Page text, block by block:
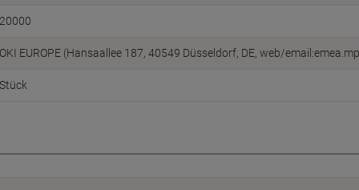
20000
OKI EUROPE (Hansaallee 187, 40549 Düsseldorf, DE, web/
Stück